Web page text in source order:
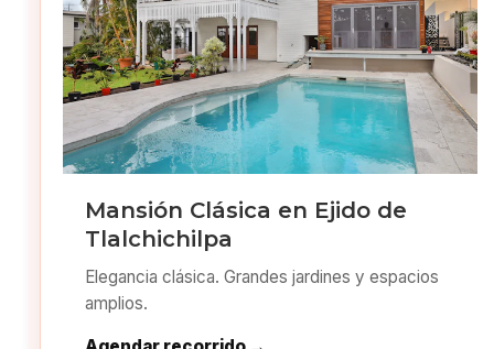
Mansión Clásica en Ejido de
Tlalchichilpa
Elegancia clásica. Grandes jardines y espacios
amplios.